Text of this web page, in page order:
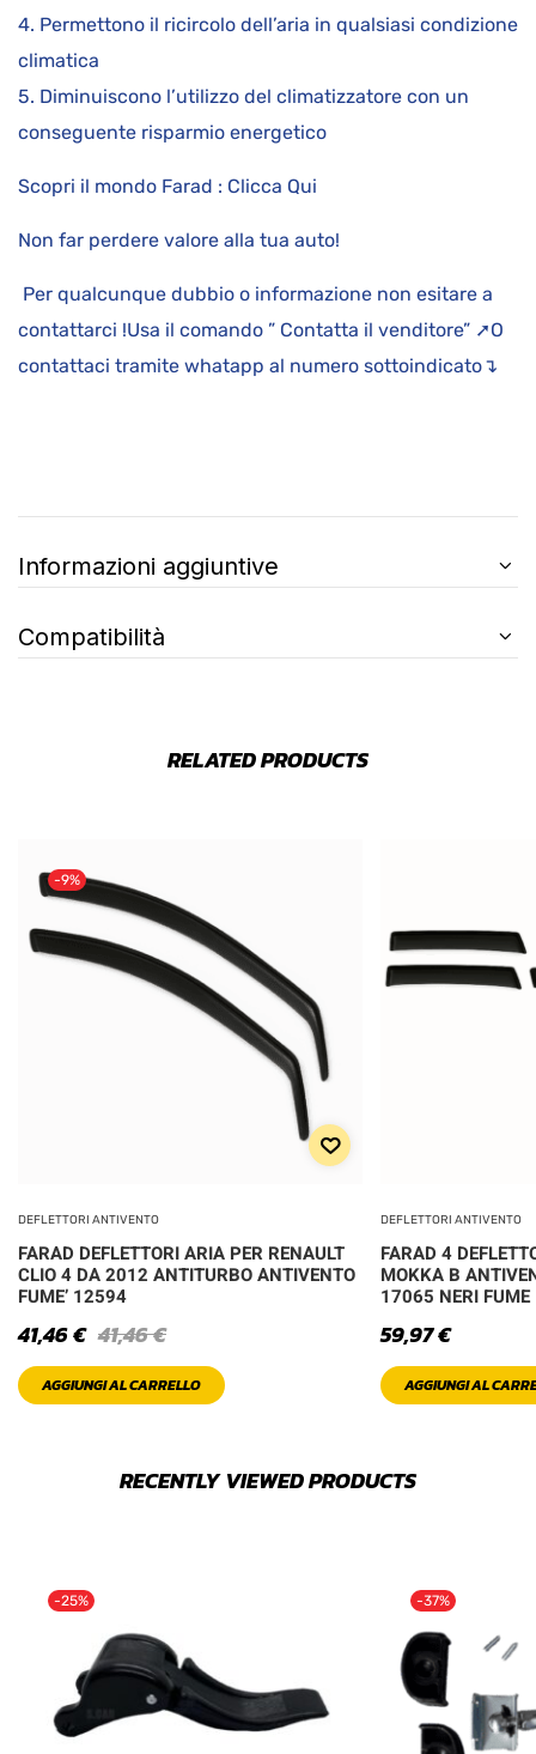
4. Permettono il ricircolo dell’aria in qualsiasi condizione
climatica
5. Diminuiscono l’utilizzo del climatizzatore con un
conseguente risparmio energetico
Scopri il mondo Farad : Clicca Qui
Non far perdere valore alla tua auto!
Per qualcunque dubbio o informazione non esitare a
contattarci !Usa il comando ” Contatta il venditore” ➚O
contattaci tramite whatapp al numero sottoindicato↴
Informazioni aggiuntive
Compatibilità
RELATED PRODUCTS
-9%
DEFLETTORI ANTIVENTO
FARAD DEFLETTORI ARIA PER RENAULT
CLIO 4 DA 2012 ANTITURBO ANTIVENTO
FUME’ 12594
41,46€
41,46€
AGGIUNGI AL CARRELLO
DEFLETTORI ANTIVENTO
FARAD 4
MOKKA B
17065 NERI FUME
59,97€
AGGIUNGI AL
RECENTLY VIEWED PRODUCTS
-25% -37%